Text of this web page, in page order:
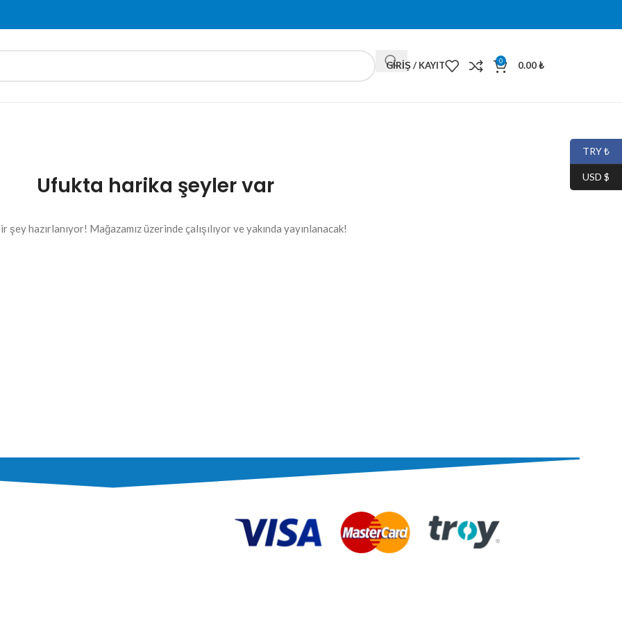
GIRIŞ / KAYIT 0 0.00₺
Ufukta harika şeyler var
şey hazırlanıyor! Mağazamız üzerinde çalışılıyor ve yakında yayınlanacak!
TRY ₺
USD $